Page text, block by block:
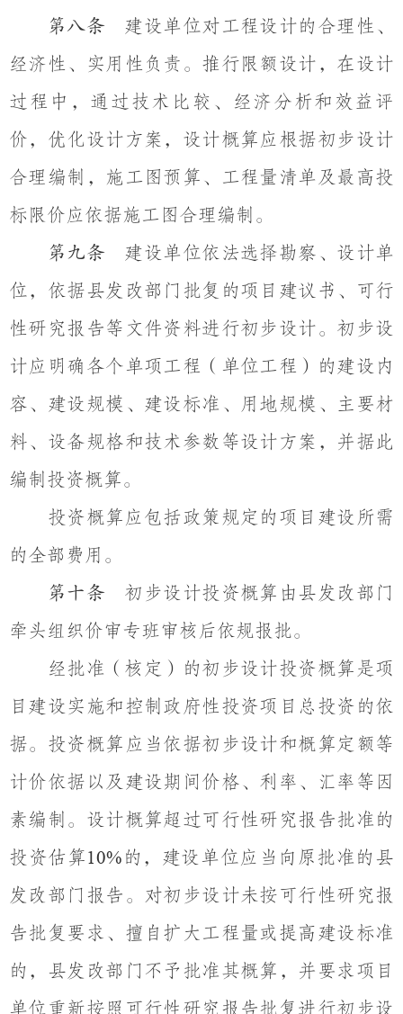
第八条 建设单位对工程设计的合理性、
经济性、实用性负责。推行限额设计，在设计
过程中，通过技术比较、经济分析和效益评
价，优化设计方案，设计概算应根据初步设计
合理编制，施工图预算、工程量清单及最高投
标限价应依据施工图合理编制。
第九条 建设单位依法选择勘察、设计单
位，依据县发改部门批复的项目建议书、可行
性研究报告等文件资料进行初步设计。初步设
计应明确各个单项工程（单位工程）的建设内
容、建设规模、建设标准、用地规模、主要材
料、设备规格和技术参数等设计方案，并据此
编制投资概算。
投资概算应包括政策规定的项目建设所需
的全部费用。
第十条 初步设计投资概算由县发改部门
牵头组织价审专班审核后依规报批。
经批准（核定）的初步设计投资概算是项
目建设实施和控制政府性投资项目总投资的依
据。投资概算应当依据初步设计和概算定额等
计价依据以及建设期间价格、利率、汇率等因
素编制。设计概算超过可行性研究报告批准的
投资估算10% 的，建设单位应当向原批准的县
发改部门报告。对初步设计未按可行性研究报
告批复要求、擅自扩大工程量或提高建设标准
的，县发改部门不予批准其概算，并要求项目
单位重新按照可行性研究报告批复进行初步设